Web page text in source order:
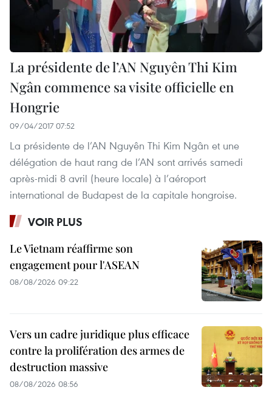
La présidente de l’AN Nguyên Thi Kim
Ngân commence sa visite officielle en
Hongrie
09/04/2017 07:52
La présidente de l’AN Nguyên Thi Kim Ngân et une
délégation de haut rang de l’AN sont arrivés samedi
après-midi 8 avril (heure locale) à l’aéroport
international de Budapest de la capitale hongroise.
VOIR PLUS
Le Vietnam réaffirme son
engagement pour l'ASEAN
08/08/2026 09:22
Vers un cadre juridique plus efficace
contre la prolifération des armes de
destruction massive
08/08/2026 08:56